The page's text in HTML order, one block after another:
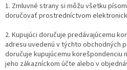
1. Zmluvné strany si môžu všetku
doručovať prostredníctvom
2. Kupujúci doručuje predávajúcemu
adresu uvedenú v týchto obchodných
doručuje kupujúcemu korešpondenciu
jeho zákazníckom účte alebo v